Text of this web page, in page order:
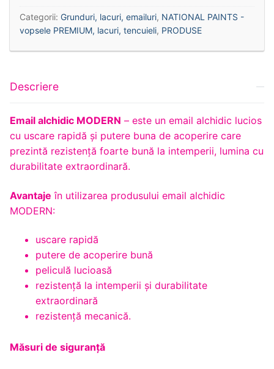
Categorii: Grunduri, lacuri, emailuri, NATIONAL PAINTS -
vopsele PREMIUM, lacuri, tencuieli, PRODUSE
Descriere
Email alchidic MODERN – este un email alchidic lucios
cu uscare rapidă și putere buna de acoperire care
prezintă rezistență foarte bună la intemperii, lumina cu
durabilitate extraordinară.
Avantaje în utilizarea produsului email alchidic
MODERN:
uscare rapidă
putere de acoperire bună
peliculă lucioasă
rezistenţă la intemperii și durabilitate
extraordinară
rezistență mecanică.
Măsuri de siguranță